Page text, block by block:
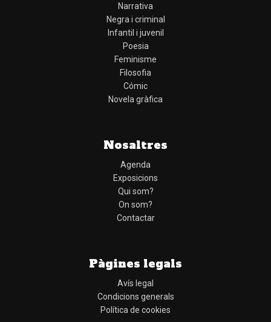
Narrativa
Negra i criminal
Infantil i juvenil
Poesia
Feminisme
Filosofia
Cómic
Novela gràfica
Nosaltres
Agenda
Exposicions
Qui som?
On som?
Contactar
Pàgines legals
Avís legal
Condicions generals
Política de cookies